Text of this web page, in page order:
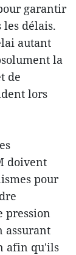
garantir
délais.
autant
la
de
lors
doivent
pour
pression
assurant
afin qu'ils